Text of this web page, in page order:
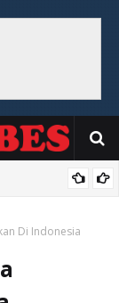
Pemprov Sulsel
Di Indonesia